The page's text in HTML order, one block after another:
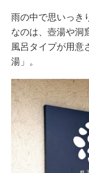
雨の中で思いっき
なのは、壺湯や洞
風呂タイプが用意
湯」。